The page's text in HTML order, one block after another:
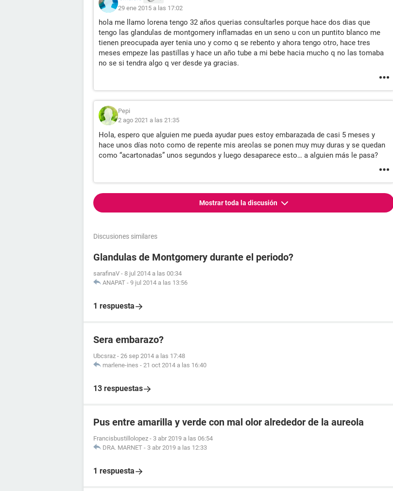
29 ene 2015 a las 17:02
hola me llamo lorena tengo 32 años querias consultarles porque hace dos dias que
tengo las glandulas de montgomery inflamadas en un seno u con un puntito blanco me
tienen preocupada ayer tenia uno y como q se rebento y ahora tengo otro, hace tres
meses empeze las pastillas y hace un año tube a mi bebe hacia mucho q no las tomaba
no se si tendra algo q ver desde ya gracias.
Pepi
2 ago 2021 a las 21:35
Hola, espero que alguien me pueda ayudar pues estoy embarazada de casi 5 meses y
hace unos días noto como de repente mis areolas se ponen muy muy duras y se quedan
como “acartonadas” unos segundos y luego desaparece esto… a alguien más le pasa?
Mostrar toda la discusión
Discusiones similares
Glandulas de Montgomery durante el periodo?
sarafinaV - 8 jul 2014 a las 00:34
ANAPAT - 9 jul 2014 a las 13:56
1 respuesta
Sera embarazo?
Ubcsraz - 26 sep 2014 a las 17:48
marlene-ines - 21 oct 2014 a las 16:40
13 respuestas
Pus entre amarilla y verde con mal olor alrededor de la aureola
Francisbustillolopez - 3 abr 2019 a las 06:54
DRA. MARNET - 3 abr 2019 a las 12:33
1 respuesta